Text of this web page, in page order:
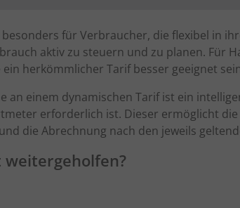
besonders für Verbraucher, die flexibel in
aktiv zu steuern und zu planen. Für
herkömmlicher Tarif besser geeignet
an einem dynamischen Tarif ist ein
erforderlich ist. Dieser ermöglicht die
die Abrechnung nach den jeweils